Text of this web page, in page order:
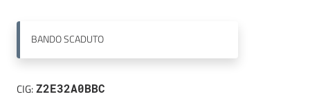
BANDOSCADUTO
CIG:Z2E32A0BBC